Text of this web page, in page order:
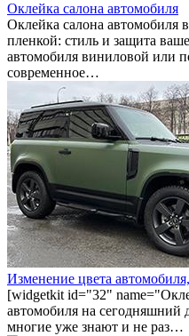
Оклейка салона автомобиля
Оклейка салона автомобиля
пленкой: стиль и защита
автомобиля виниловой или
современное…
Изменение цвета
[widgetkit id="32"
автомобиля на сегодняшний
многие уже знают и не раз…